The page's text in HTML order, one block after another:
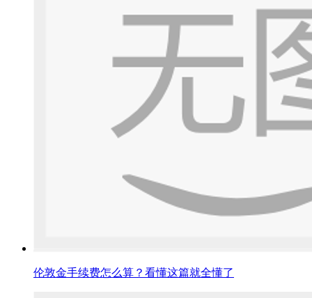
伦敦金手续费怎么算？看懂这篇就全懂了